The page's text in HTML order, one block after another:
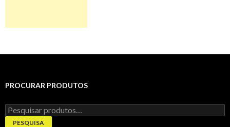
PROCURAR PRODUTOS
Pesquisar
por:
PESQUISA